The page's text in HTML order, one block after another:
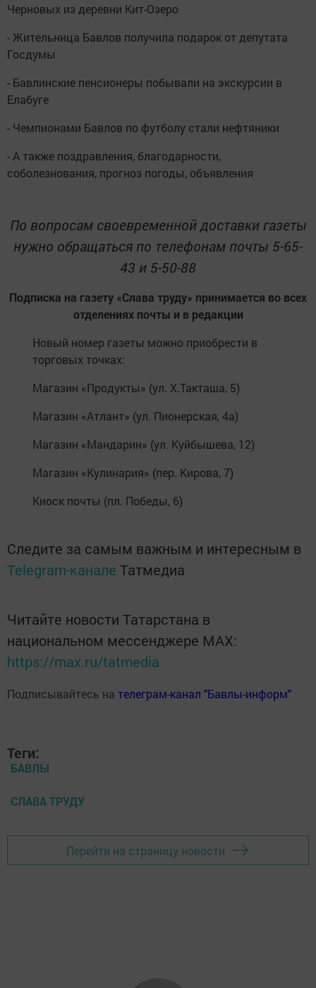
Черновых из деревни Кит-Озеро
- Жительница Бавлов получила подарок от депутата
Госдумы
- Бавлинские пенсионеры побывали на экскурсии в
Елабуге
- Чемпионами Бавлов по футболу стали нефтяники
- А также поздравления, благодарности,
соболезнования, прогноз погоды, объявления
По вопросам своевременной доставки газеты
нужно обращаться по телефонам почты 5-65-
43 и 5-50-88
Подписка на газету «Слава труду» принимается во всех
отделениях почты и в редакции
Новый номер газеты можно приобрести в
торговых точках:
Магазин «Продукты» (ул. Х.Такташа, 5)
Магазин «Атлант» (ул. Пионерская, 4а)
Магазин «Мандарин» (ул. Куйбышева, 12)
Магазин «Кулинария» (пер. Кирова, 7)
Киоск почты (пл. Победы, 6)
Следите за самым важным и интересным в
Telegram-канале Татмедиа
Читайте новости Татарстана в
национальном мессенджере MАХ:
https://max.ru/tatmedia
Подписывайтесь на телеграм-канал "Бавлы-информ"
Теги:
БАВЛЫ
СЛАВА ТРУДУ
Перейти на страницу новости